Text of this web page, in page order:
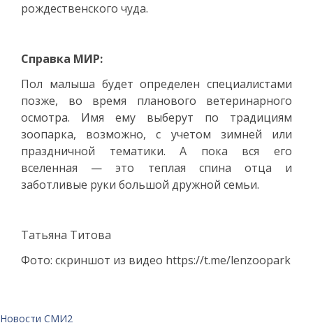
рождественского чуда.
Справка МИР:
Пол малыша будет определен специалистами
позже, во время планового ветеринарного
осмотра. Имя ему выберут по традициям
зоопарка, возможно, с учетом зимней или
праздничной тематики. А пока вся его
вселенная — это теплая спина отца и
заботливые руки большой дружной семьи.
Татьяна Титова
Фото: скриншот из видео https://t.me/lenzoopark
Новости СМИ2